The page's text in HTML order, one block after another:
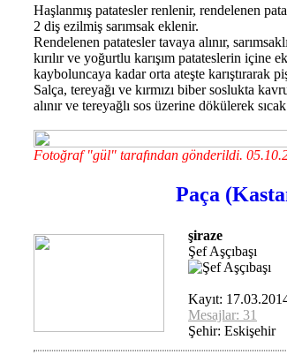
Haşlanmış patatesler renlenir, rendelenen
2 diş ezilmiş sarımsak eklenir.
Rendelenen patatesler tavaya alınır,
kırılır ve yoğurtlu karışım patateslerin içine
kayboluncaya kadar orta ateşte karıştırarak
Salça, tereyağı ve kırmızı biber soslukta
alınır ve tereyağlı sos üzerine dökülerek
Fotoğraf "gül" tarafından gönderildi.
Paça
şiraze
Şef Aşçıbaşı
Kayıt:
Mesajlar: 31
Şehir: Eskişehir